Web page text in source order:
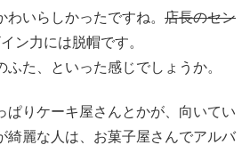
いらしかったですね。 店長のセン
ン力には脱帽です。
た、といった感じでしょうか。
ぱりケーキ屋さんとかが、向いてい
綺麗な人は、お菓子屋さんでアルバ